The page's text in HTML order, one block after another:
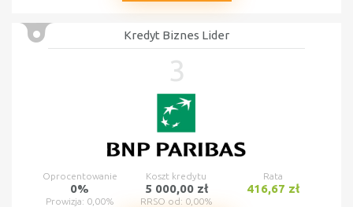
Kredyt Biznes Lider
3
Oprocentowanie Koszt kredytu Rata
0% 5 000,00 zł 416,67 zł
Prowizja: 0,00% RRSO od: 0,00%